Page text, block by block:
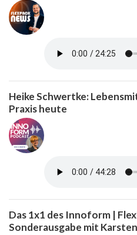
Heike Schwertke:
Praxis heute
Das 1x1 des Innoform |
Sonderausgabe mit